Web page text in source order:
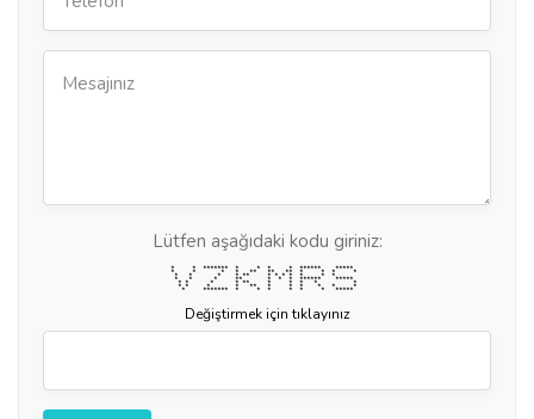
Lütfen aşağıdaki kodu giriniz:
* * ******* * * * * ****** *****
* * * * ** ** ** * * * *
* * * * ** * * * * * * *
* * * ** * * * ****** *****
* * * * ** * * * * *
* * * * ** * * * * * *
* ******* * * * * * * *****
Değiştirmek için tıklayınız